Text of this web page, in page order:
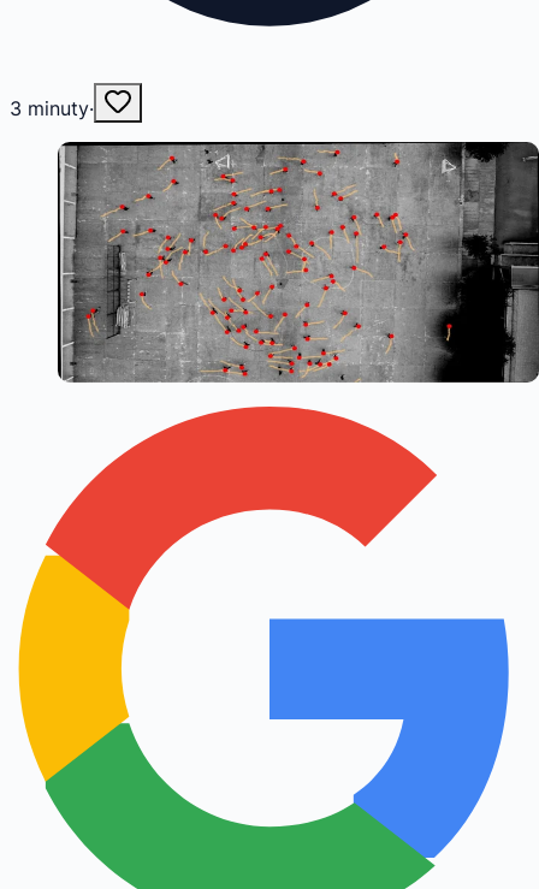
3 minuty·